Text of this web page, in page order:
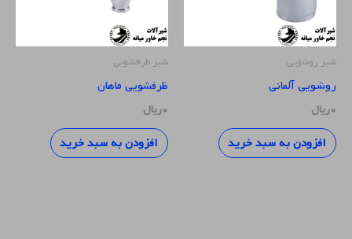
شیر روشویی
روشویی آلمانی
۰ریال
افزودن به سبد خرید
شیر ظرفشویی
ظرفشویی ماهان
۰ریال
افزودن به سبد خرید